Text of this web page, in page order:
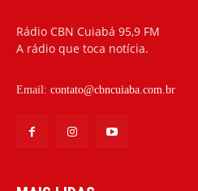
Rádio CBN Cuiabá 95,9 FM
A rádio que toca notícia.
Email: contato@cbncuiaba.com.br